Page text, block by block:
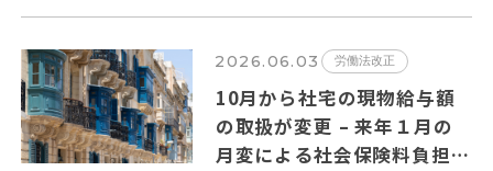
2026.06.03 労働法改正
10月から社宅の現物給与額
の取扱が変更 – 来年１月の
月変による社会保険料負担増